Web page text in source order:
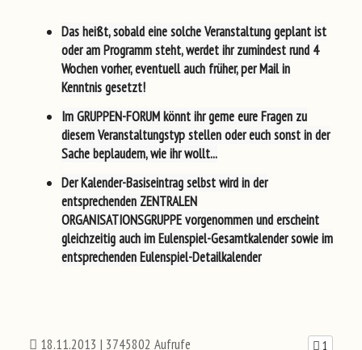
Das heißt, sobald eine solche Veranstaltunggeplantist
oderam Programm steht, werdet ihr zumindestrund 4
Wochen vorher, eventuellauch früher, per Mail in
Kenntnis gesetzt!
ImGRUPPEN-FORUMkönnt ihr gerne eure Fragen zu
diesem Veranstaltungstyp stellen oder euch sonst in der
Sache beplaudern, wie ihr wollt...
DerKalender-Basiseintragselbst wird in der
entsprechenden ZENTRALEN
ORGANISATIONSGRUPPEvorgenommen underscheint
gleichzeitig auch imEulenspiel-Gesamtkalendersowie im
entsprechendenEulenspiel-Detailkalender
18.11.2013 | 3745802 Aufrufe 1